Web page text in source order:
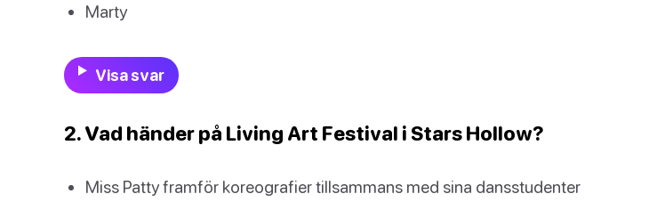
Marty
Visa svar
2. Vad händer på Living Art Festival i Stars Hollow?
Miss Patty framför koreografier tillsammans med sina dansstudenter